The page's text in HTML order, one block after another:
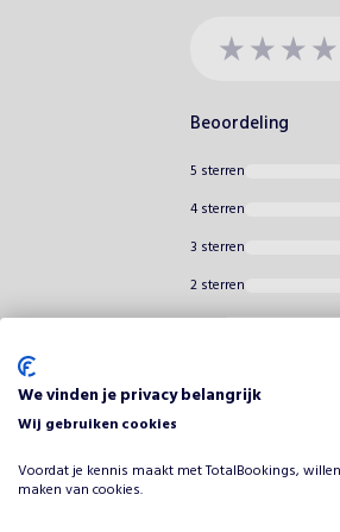
Beoordeling
5 sterren
4 sterren
3 sterren
2 sterren
1 ster
We vinden je privacy belangrijk
Wij gebruiken cookies
Voordat je kennis maakt met TotalBookings,
maken van cookies.